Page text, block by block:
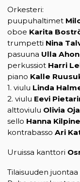
Orkesteri:
puupuhaltimet
oboe Karita
trumpetti Nina
pasuuna Ulla
perkussiot Harri
piano Kalle
1. viulu Linda
2. viulu Eevi
alttoviulu Olivia
sello Hanna
kontrabasso Ari
Uruissa kanttori
Tilaisuuden